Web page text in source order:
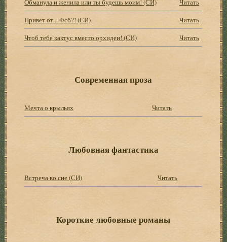
Обманула и женила или ты будешь моим! (СИ)
Читать
Привет от... Фсб?! (СИ)
Читать
Чтоб тебе кактус вместо орхидеи! (СИ)
Читать
Современная проза
Мечта о крыльях Читать
Любовная фантастика
Встреча во сне (СИ) Читать
Короткие любовные романы